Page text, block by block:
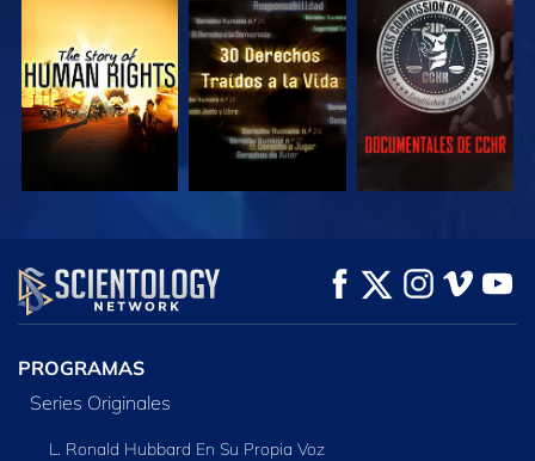
VE VE VE
VE
EXPLORA LAS
SERIES
PROGRAMAS
Series Originales
L. Ronald Hubbard En Su Propia Voz